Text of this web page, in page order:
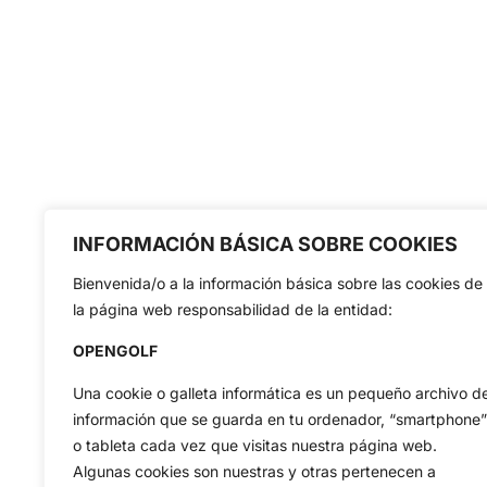
INFORMACIÓN BÁSICA SOBRE COOKIES
Bienvenida/o a la información básica sobre las cookies de
la página web responsabilidad de la entidad:
OPENGOLF
Una cookie o galleta informática es un pequeño archivo
información que se guarda en tu ordenador, “smartphone”
o tableta cada vez que visitas nuestra página web.
Algunas cookies son nuestras y otras pertenecen a